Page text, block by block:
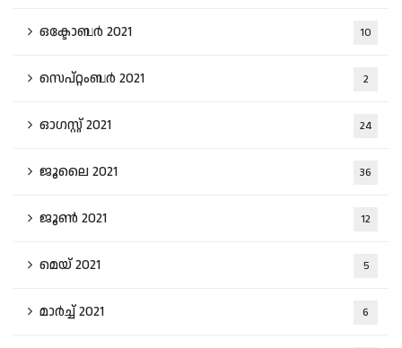
ഒക്ടോബർ 2021 10
സെപ്റ്റംബർ 2021 2
ഓഗസ്റ്റ്‌ 2021 24
ജൂലൈ 2021 36
ജൂൺ 2021 12
മെയ്‌ 2021 5
മാർച്ച്‌ 2021 6